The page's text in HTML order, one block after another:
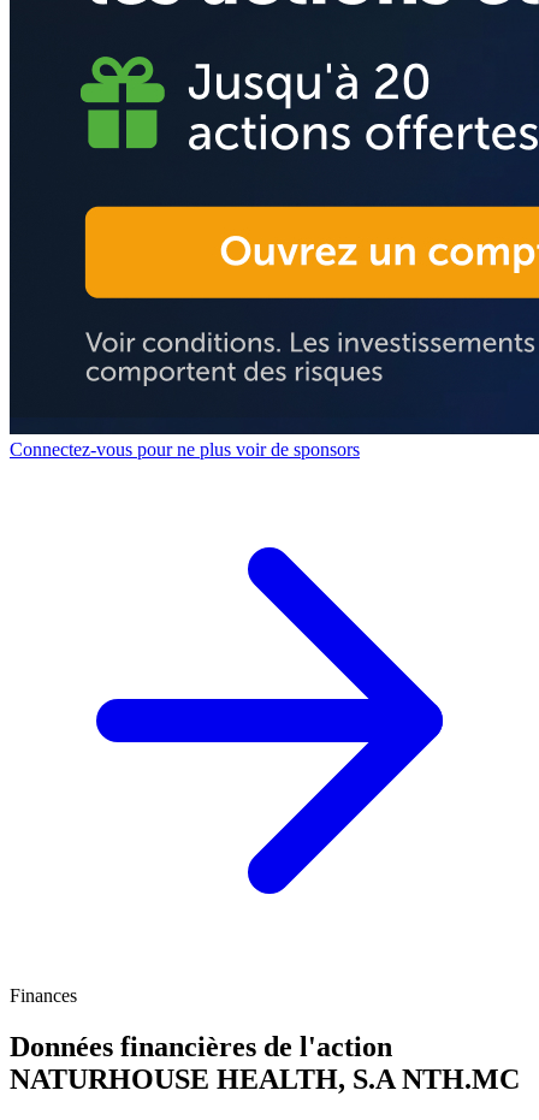
Connectez-vous pour ne plus voir de sponsors
Finances
Données financières de l'action
NATURHOUSE HEALTH, S.A NTH.MC